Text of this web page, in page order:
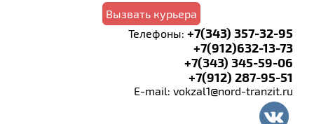
Вызвать курьера
Телефоны: +7(343) 357-32-95
+7(912)632-13-73
+7(343) 345-59-06
+7(912) 287-95-51
E-mail: vokzal1@nord-tranzit.ru